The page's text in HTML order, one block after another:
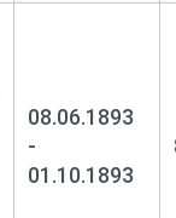
08.06.1893
-
01.10.1893